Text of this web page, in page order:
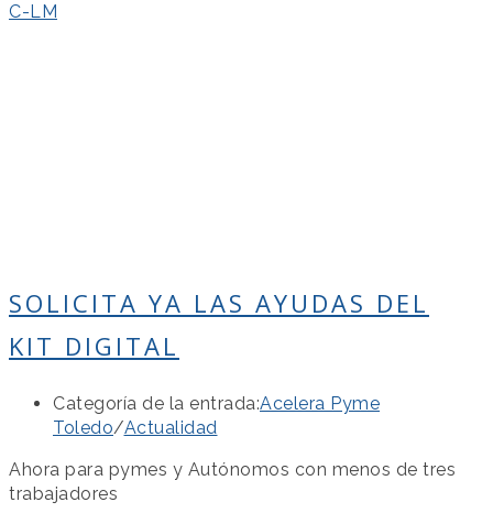
C-LM
SOLICITA YA LAS AYUDAS DEL
KIT DIGITAL
Categoría de la entrada:Acelera Pyme
Toledo/Actualidad
Ahora para pymes y Autónomos con menos de tres
trabajadores